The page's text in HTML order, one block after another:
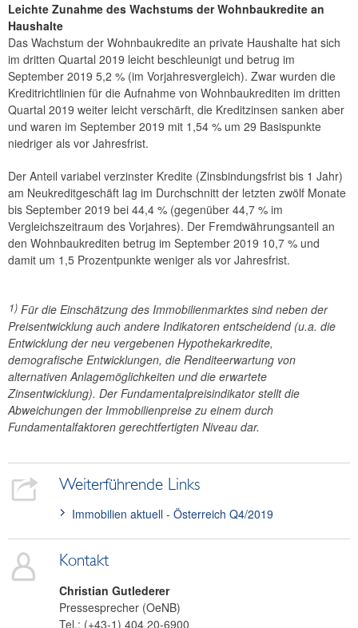
Leichte Zunahme des Wachstums der Wohnbaukredite an
Haushalte
Das Wachstum der Wohnbaukredite an private Haushalte hat sich
im dritten Quartal 2019 leicht beschleunigt und betrug im
September 2019 5,2 % (im Vorjahresvergleich). Zwar wurden die
Kreditrichtlinien für die Aufnahme von Wohnbaukrediten im dritten
Quartal 2019 weiter leicht verschärft, die Kreditzinsen sanken aber
und waren im September 2019 mit 1,54 % um 29 Basispunkte
niedriger als vor Jahresfrist.
Der Anteil variabel verzinster Kredite (Zinsbindungsfrist bis 1 Jahr)
am Neukreditgeschäft lag im Durchschnitt der letzten zwölf Monate
bis September 2019 bei 44,4 % (gegenüber 44,7 % im
Vergleichszeitraum des Vorjahres). Der Fremdwährungsanteil an
den Wohnbaukrediten betrug im September 2019 10,7 % und
damit um 1,5 Prozentpunkte weniger als vor Jahresfrist.
1) Für die Einschätzung des Immobilienmarktes sind neben der
Preisentwicklung auch andere Indikatoren entscheidend (u.a. die
Entwicklung der neu vergebenen Hypothekarkredite,
demografische Entwicklungen, die Renditeerwartung von
alternativen Anlagemöglichkeiten und die erwartete
Zinsentwicklung). Der Fundamentalpreisindikator stellt die
Abweichungen der Immobilienpreise zu einem durch
Fundamentalfaktoren gerechtfertigten Niveau dar.
Weiterführende Links
Immobilien aktuell - Österreich Q4/2019
Kontakt
Christian Gutlederer
Pressesprecher (OeNB)
Tel.: (+43-1) 404 20-6900